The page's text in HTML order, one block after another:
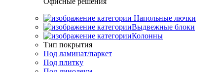
Напольные лючки
Выдвежные блоки
Колонны
Тип покрытия
Под ламинат/паркет
Под плитку